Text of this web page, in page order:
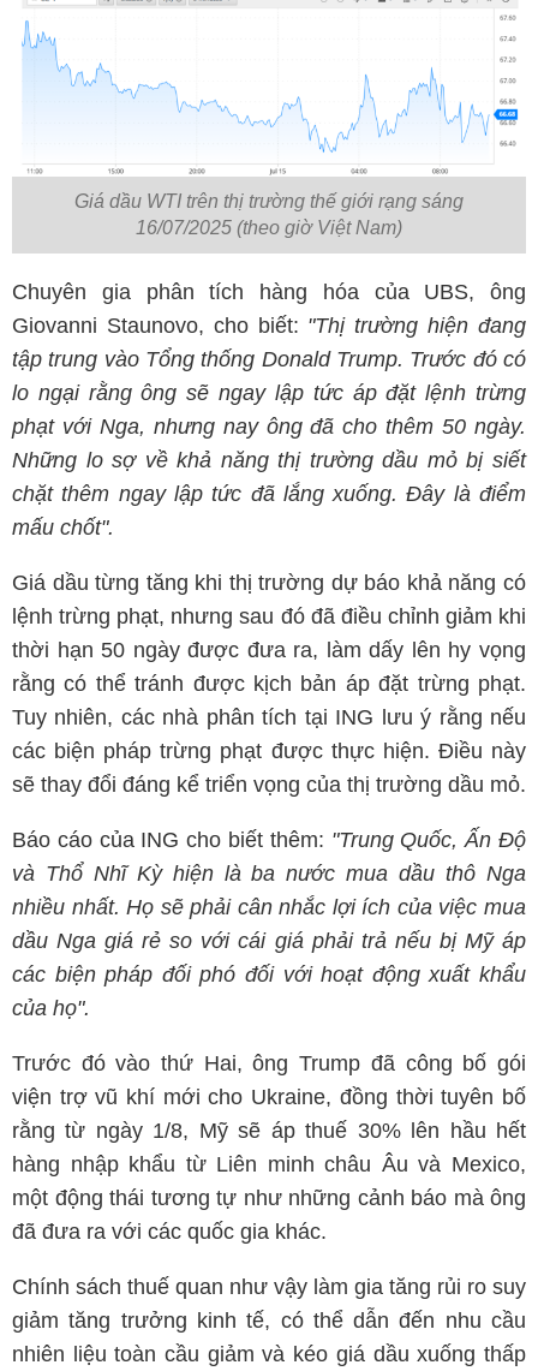
Giá dầu WTI trên thị trường thế giới rạng sáng
16/07/2025 (theo giờ Việt Nam)
Chuyên gia phân tích hàng hóa của UBS, ông
Giovanni Staunovo, cho biết: "Thị trường hiện đang
tập trung vào Tổng thống Donald Trump. Trước đó có
lo ngại rằng ông sẽ ngay lập tức áp đặt lệnh trừng
phạt với Nga, nhưng nay ông đã cho thêm 50 ngày.
Những lo sợ về khả năng thị trường dầu mỏ bị siết
chặt thêm ngay lập tức đã lắng xuống. Đây là điểm
mấu chốt".
Giá dầu từng tăng khi thị trường dự báo khả năng có
lệnh trừng phạt, nhưng sau đó đã điều chỉnh giảm khi
thời hạn 50 ngày được đưa ra, làm dấy lên hy vọng
rằng có thể tránh được kịch bản áp đặt trừng phạt.
Tuy nhiên, các nhà phân tích tại ING lưu ý rằng nếu
các biện pháp trừng phạt được thực hiện. Điều này
sẽ thay đổi đáng kể triển vọng của thị trường dầu mỏ.
Báo cáo của ING cho biết thêm: "Trung Quốc, Ấn Độ
và Thổ Nhĩ Kỳ hiện là ba nước mua dầu thô Nga
nhiều nhất. Họ sẽ phải cân nhắc lợi ích của việc mua
dầu Nga giá rẻ so với cái giá phải trả nếu bị Mỹ áp
các biện pháp đối phó đối với hoạt động xuất khẩu
của họ".
Trước đó vào thứ Hai, ông Trump đã công bố gói
viện trợ vũ khí mới cho Ukraine, đồng thời tuyên bố
rằng từ ngày 1/8, Mỹ sẽ áp thuế 30% lên hầu hết
hàng nhập khẩu từ Liên minh châu Âu và Mexico,
một động thái tương tự như những cảnh báo mà ông
đã đưa ra với các quốc gia khác.
Chính sách thuế quan như vậy làm gia tăng rủi ro suy
giảm tăng trưởng kinh tế, có thể dẫn đến nhu cầu
nhiên liệu toàn cầu giảm và kéo giá dầu xuống thấp